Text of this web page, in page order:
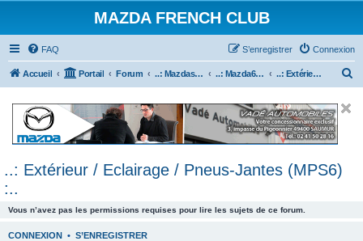
MAZDA FRENCH CLUB
FAQ Connexion
S’enregistrer
Accueil Portail Forum ..: Mazdaspeed & MPS :.. ..: Mazda6 MPS & Mazdaspeed 6 :.. ..: Extérieur / Eclairage / Pneus-Jantes (MPS6) :..
..: Extérieur / Eclairage / Pneus-Jantes (MPS6)
:..
Vous n’avez pas les permissions requises pour lire les sujets de ce forum.
CONNEXION • S’ENREGISTRER